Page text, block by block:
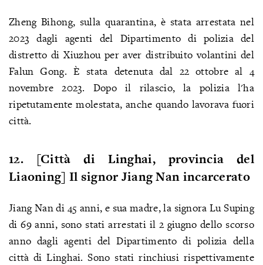
Zheng Bihong, sulla quarantina, è stata arrestata nel
2023 dagli agenti del Dipartimento di polizia del
distretto di Xiuzhou per aver distribuito volantini del
Falun Gong. È stata detenuta dal 22 ottobre al 4
novembre 2023. Dopo il rilascio, la polizia l'ha
ripetutamente molestata, anche quando lavorava fuori
città.
12. [Città di Linghai, provincia del
Liaoning] Il signor Jiang Nan incarcerato
Jiang Nan di 45 anni, e sua madre, la signora Lu Suping
di 69 anni, sono stati arrestati il 2 giugno dello scorso
anno dagli agenti del Dipartimento di polizia della
città di Linghai. Sono stati rinchiusi rispettivamente